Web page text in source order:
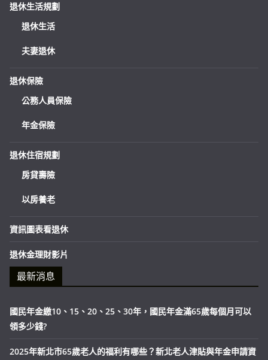
退休生活規劃
退休生活
夫妻退休
退休保險
公務人員保險
年金保險
退休住宿規劃
房貸壽險
以房養老
資訊圖表看退休
退休金理財影片
最新消息
國民年金繳10、15、20、25、30年，國民年金滿65歲每個月可以
領多少錢?
2025年新北市65歲老人的福利有哪些？新北老人津貼與年金申請資